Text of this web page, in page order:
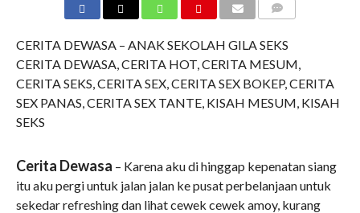
CERITA DEWASA – ANAK SEKOLAH GILA SEKS
CERITA DEWASA, CERITA HOT, CERITA MESUM,
CERITA SEKS, CERITA SEX, CERITA SEX BOKEP, CERITA
SEX PANAS, CERITA SEX TANTE, KISAH MESUM, KISAH
SEKS
Cerita Dewasa – Karena aku di hinggap kepenatan siang
itu aku pergi untuk jalan jalan ke pusat perbelanjaan untuk
sekedar refreshing dan lihat cewek cewek amoy, kurang